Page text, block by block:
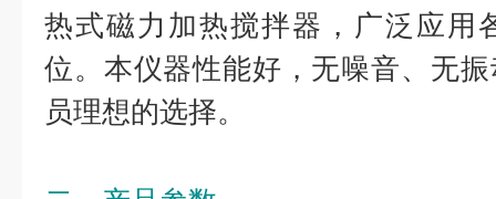
热式磁力加热搅拌器，广泛应用
位。本仪器性能好，无噪音、无
员理想的选择。